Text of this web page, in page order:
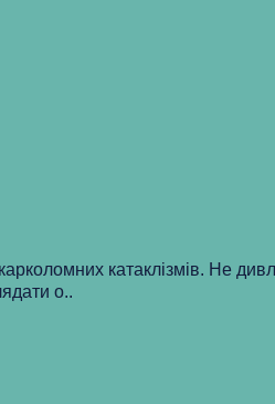
катаклізмів. Не
о..